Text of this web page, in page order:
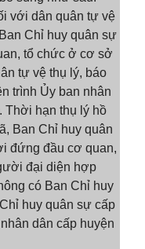
với dân quân tự vệ
Chỉ huy quân sự
tổ chức ở cơ sở
tự vệ thụ lý, báo
trình Ủy ban nhân
Thời hạn thụ lý hồ
Ban Chỉ huy quân
đứng đầu cơ quan,
đại diện hợp
có Ban Chỉ huy
huy quân sự cấp
dân cấp huyện